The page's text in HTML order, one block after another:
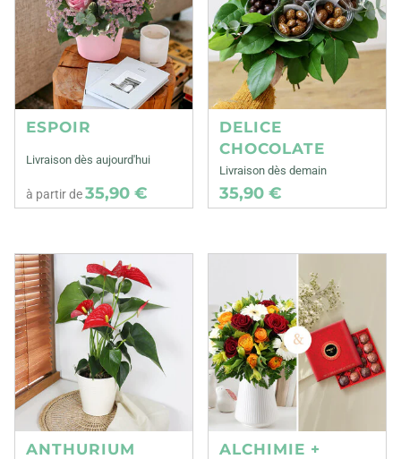
ESPOIR
Livraison dès aujourd'hui
à partir de35,90 €
DELICE
CHOCOLATE
Livraison dès demain
35,90 €
ANTHURIUM
ALCHIMIE +